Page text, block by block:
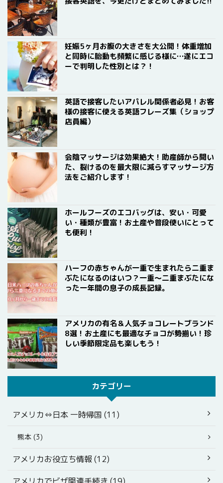
妊娠5ヶ月お腹の大きさを大公開！体重増加
と同時に胎動も頻繁に感じる様に…遂にエコ
ーで判明した性別とは？！
英語で接客したいアパレル関係者必見！お客
様の接客に使える英語フレーズ集（ショップ
店員編）
会陰マッサージは効果絶大！助産師から聞い
た、裂けるのを最大限に減らすマッサージ方
法をご紹介します！
ホールフーズのエコバッグは、安い・可愛
い・種類が豊富！お土産や普段使いにとって
も便利！
ハーフの赤ちゃんが一重で生まれたら二重ま
ぶたになるのはいつ？一重〜二重まぶたにな
った一年間の息子の成長記録。
アメリカの有名＆人気チョコレートブランド
8選！お土産にも最適なチョコが勢揃い！珍
しい季節限定品も楽しもう！
カテゴリー
アメリカ⇔日本 一時帰国 (11)
熊本 (3)
アメリカお役立ち情報 (12)